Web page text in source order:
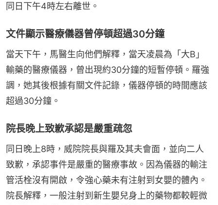
同日下午4時左右離世。
文件顯示醫療儀器曾停頓超過30分鐘
當天下午，馬醫生向他們解釋，當天凌晨為「大B」
輸藥的醫療儀器，曾出現約30分鐘的短暫停頓。羅強
調，她其後根據有關文件記錄，儀器停頓的時間應該
超過30分鐘。
院長晚上致歉承認是嚴重疏忽
同日晚上8時，威院院長與羅及其夫會面，並向二人
致歉，承認事件是嚴重的醫療事故。因為儀器的輸注
管活栓沒有開啟，令強心藥未有注射到女嬰的體內。
院長解釋，一般注射到新生嬰兒身上的藥物都較輕微